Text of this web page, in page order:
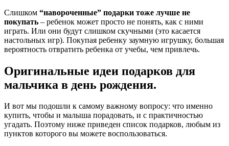
Слишком “навороченные” подарки тоже лучше не
покупать – ребенок может просто не понять, как с ними
играть. Или они будут слишком скучными (это касается
настольных игр). Покупая ребенку заумную игрушку, большая
вероятность отвратить ребенка от учебы, чем привлечь.
Оригинальные идеи подарков для
мальчика в день рождения.
И вот мы подошли к самому важному вопросу: что именно
купить, чтобы и малыша порадовать, и с практичностью
угадать. Поэтому ниже приведен список подарков, любым из
пунктов которого вы можете воспользоваться.